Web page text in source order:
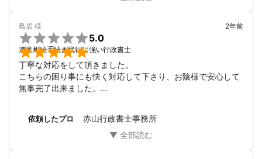
鳥居 様


5.0
遺産相続手続き代行に強い行政書士
2年前
丁寧な対応をして頂きました。
こちらの困り事にも快く対応して下さり、お陰様で安心して
無事完了出来ました。
また何かありました時はよろしくお願いします
依頼したプロ 赤山行政書士事務所